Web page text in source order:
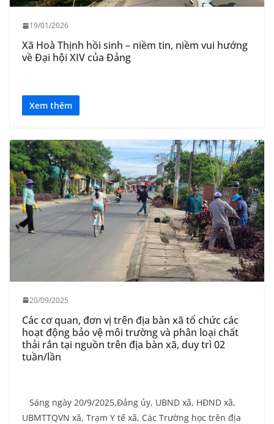
19/01/2026
Xã Hoà Thịnh hồi sinh – niềm tin, niềm vui hướng
về Đại hội XIV của Đảng
Xem thêm
20/09/2025
Các cơ quan, đơn vị trên địa bàn xã tổ chức các
hoạt động bảo vệ môi trường và phân loại chất
thải rắn tại nguồn trên địa bàn xã, duy trì 02
tuần/lần
Sáng ngày 20/9/2025,Đảng ủy, UBND xã, HĐND xã,
UBMTTQVN xã, Trạm Y tế xã, Các Trường học trên địa